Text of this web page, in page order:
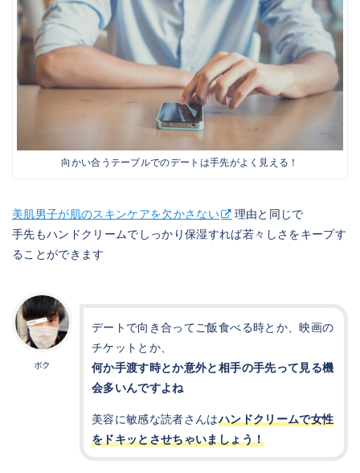
向かい合うテーブルでのデートは手先がよく見える！
美肌男子が肌のスキンケアを欠かさない
理由と同じで
手先もハンドクリームでしっかり保湿すれば若々しさをキープす
ることができます
ボク
デートで向き合ってご飯食べる時とか、映画の
チケットとか、
何か手渡す時とか意外と相手の手先って見る機
会多いんですよね
美容に敏感な読者さんはハンドクリームで女性
をドキッとさせちゃいましょう！